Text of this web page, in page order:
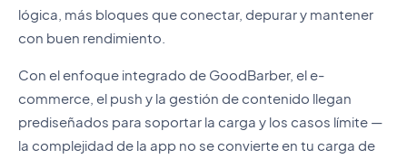
lógica, más bloques que conectar, depurar y mantener
con buen rendimiento.
Con el enfoque integrado de GoodBarber, el e-
commerce, el push y la gestión de contenido llegan
prediseñados para soportar la carga y los casos límite —
la complejidad de la app no se convierte en tu carga de